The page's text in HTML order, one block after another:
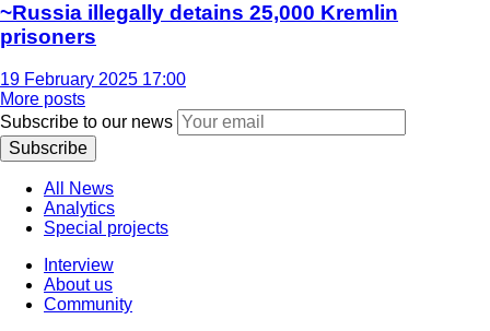
~Russia illegally detains 25,000 Kremlin
prisoners
19 February 2025 17:00
More posts
Subscribe to our news
Subscribe
All News
Analytics
Special projects
Interview
About us
Community